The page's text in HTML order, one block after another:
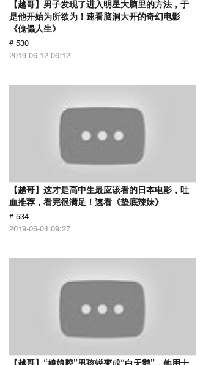
【越哥】男子发现了进入明星大脑里的方法，于
是他开始为所欲为！速看脑洞大开的奇幻电影
《傀儡人生》
# 530
2019-06-12 06:12
【越哥】这才是高中生最应该看的日本电影，吐
血推荐，看完很满足！速看《垫底辣妹》
# 534
2019-06-04 09:27
【越哥】“娘娘腔”男孩蜕变成“白天鹅”，他用十